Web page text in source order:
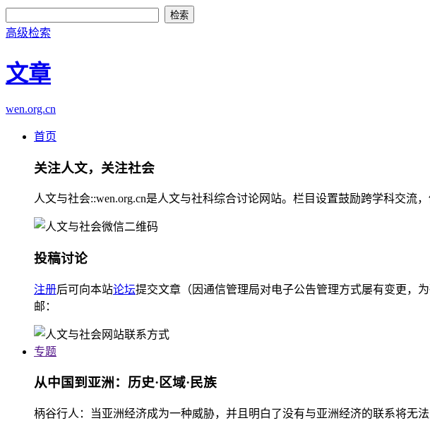
高级检索
文章
wen.org.cn
首页
关注人文，关注社会
人文与社会::wen.org.cn是人文与社科综合讨论网站。栏目设置鼓励跨学科交流
投稿讨论
注册后可向本站论坛提交文章（因通信管理局对电子公告管理方式屡有变更，
邮：
专题
从中国到亚洲：历史·区域·民族
柄谷行人：当亚洲经济成为一种威胁，并且明白了没有与亚洲经济的联系将无